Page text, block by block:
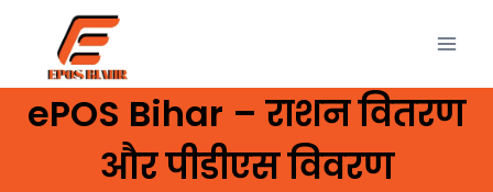
content
ePOS Bihar – राशन वितरण
और पीडीएस विवरण